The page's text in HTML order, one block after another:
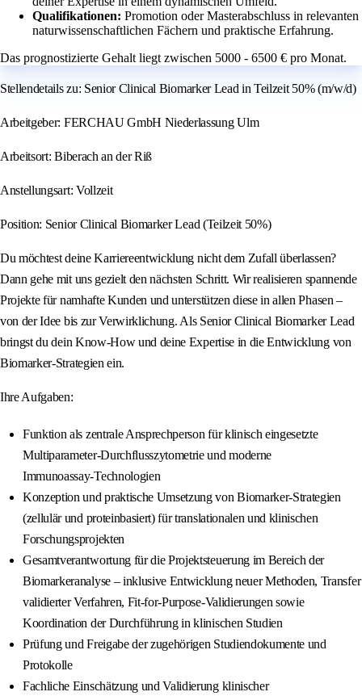
Qualifikationen: Promotion oder Masterabschluss in relevanten
naturwissenschaftlichen Fächern und praktische Erfahrung.
Das prognostizierte Gehalt liegt zwischen 5000 - 6500 € pro Monat.
Stellendetails zu: Senior Clinical Biomarker Lead in Teilzeit 50% (m/w/d)
Arbeitgeber: FERCHAU GmbH Niederlassung Ulm
Arbeitsort: Biberach an der Riß
Anstellungsart: Vollzeit
Position: Senior Clinical Biomarker Lead (Teilzeit 50%)
Du möchtest deine Karriereentwicklung nicht dem Zufall überlassen?
Dann gehe mit uns gezielt den nächsten Schritt. Wir realisieren spannende
Projekte für namhafte Kunden und unterstützen diese in allen Phasen –
von der Idee bis zur Verwirklichung. Als Senior Clinical Biomarker Lead
bringst du dein Know‑How und deine Expertise in die Entwicklung von
Biomarker‑Strategien ein.
Ihre Aufgaben:
Funktion als zentrale Ansprechperson für klinisch eingesetzte
Multiparameter‑Durchflusszytometrie und moderne
Immunoassay‑Technologien
Konzeption und praktische Umsetzung von Biomarker‑Strategien
(zellulär und proteinbasiert) für translationalen und klinischen
Forschungsprojekten
Gesamtverantwortung für die Projektsteuerung im Bereich der
Biomarkeranalyse – inklusive Entwicklung neuer Methoden, Transfer
validierter Verfahren, Fit‑for‑Purpose‑Validierungen sowie
Koordination der Durchführung in klinischen Studien
Prüfung und Freigabe der zugehörigen Studiendokumente und
Protokolle
Fachliche Einschätzung und Validierung klinischer